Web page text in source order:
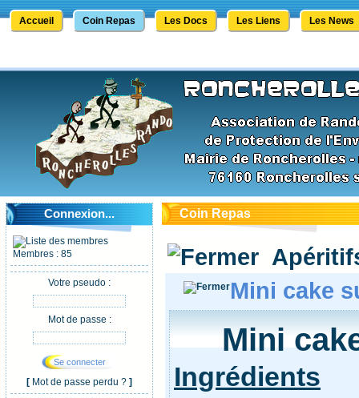
Accueil Coin Repas Les Docs Les Liens Les News
Connexion...
Membres : 85
Votre pseudo :
Mot de passe :
[ Mot de passe perdu ? ]
Coin Repas
Mini cake
Mini
Ingrédients